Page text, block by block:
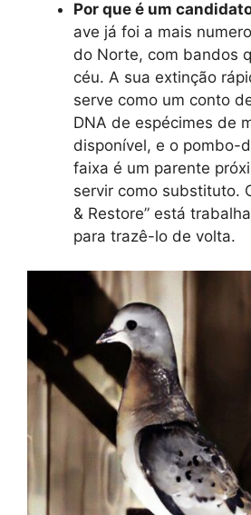
Por que é um
ave já foi a mais
do Norte, com bandos
céu. A sua extinção
serve como um conto
DNA de espécimes de
disponível, e o pombo-
faixa é um parente
servir como substituto.
& Restore” está
para trazê-lo de volta.